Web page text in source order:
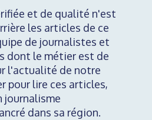
et de qualité n'est
les articles de ce
de journalistes et
dont le métier est de
l'actualité de notre
pour lire ces articles,
journalisme
dans sa région.